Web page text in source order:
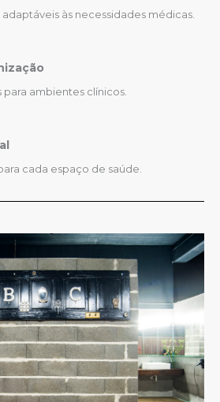
às necessidades médicas.
ambientes clínicos.
cada espaço de saúde.